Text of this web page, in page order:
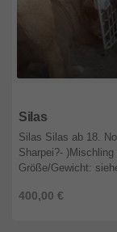
Silas
400,00 €
Silas Silas ab 18.
Sharpei?-
Größe/Gewicht: